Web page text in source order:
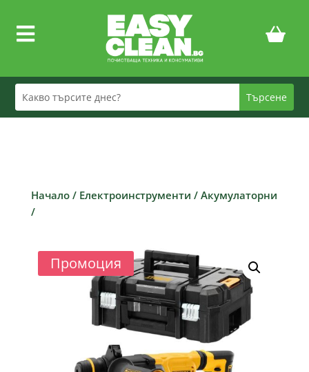

Начало/ Електроинструменти / Акумулаторни
/
Промоция